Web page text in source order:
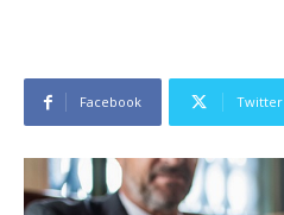
Facebook Twitter